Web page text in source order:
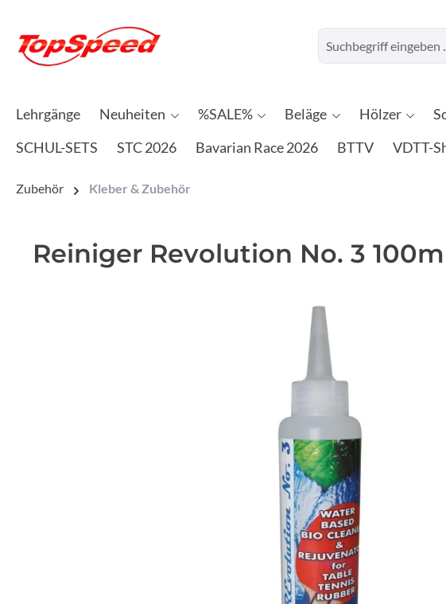
Lehrgänge Neuheiten %SALE% Beläge Hölzer
SCHUL-SETS
STC 2026 Bavarian Race 2026 BTTV VDTT-
Zubehör Kleber & Zubehör
Reiniger Revolution No. 3